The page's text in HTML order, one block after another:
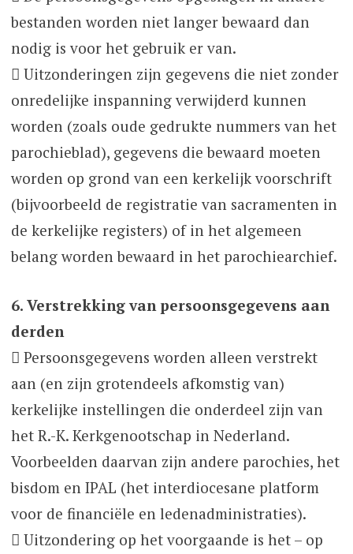
bestanden worden niet langer bewaard dan
nodig is voor het gebruik er van.
 Uitzonderingen zijn gegevens die niet zonder
onredelijke inspanning verwijderd kunnen
worden (zoals oude gedrukte nummers van het
parochieblad), gegevens die bewaard moeten
worden op grond van een kerkelijk voorschrift
(bijvoorbeeld de registratie van sacramenten in
de kerkelijke registers) of in het algemeen
belang worden bewaard in het parochiearchief.
6. Verstrekking van persoonsgegevens aan
derden
 Persoonsgegevens worden alleen verstrekt
aan (en zijn grotendeels afkomstig van)
kerkelijke instellingen die onderdeel zijn van
het R.-K. Kerkgenootschap in Nederland.
Voorbeelden daarvan zijn andere parochies, het
bisdom en IPAL (het interdiocesane platform
voor de financiële en ledenadministraties).
 Uitzondering op het voorgaande is het – op